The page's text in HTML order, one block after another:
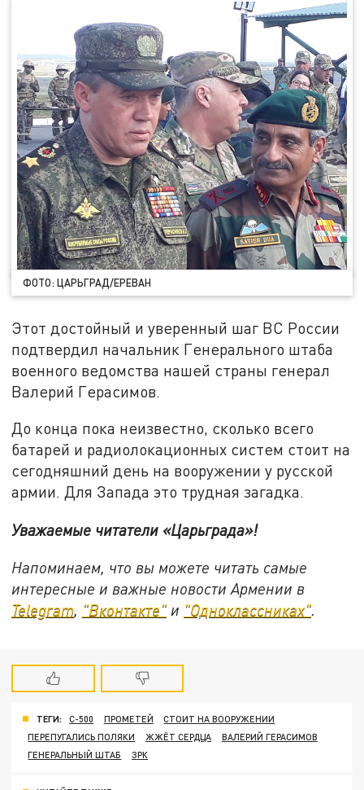
ФОТО: ЦАРЬГРАД/ЕРЕВАН
Этот достойный и уверенный шаг ВС России
подтвердил начальник Генерального штаба
военного ведомства нашей страны генерал
Валерий Герасимов.
До конца пока неизвестно, сколько всего
батарей и радиолокационных систем стоит на
сегодняшний день на вооружении у русской
армии. Для Запада это трудная загадка.
Уважаемые читатели «Царьграда»!
Напоминаем, что вы можете читать самые
интересные и важные новости Армении в
Telegram, "Вконтакте" и "Одноклассниках".
ТЕГИ: С-500 ПРОМЕТЕЙ
СТОИТ НА ВООРУЖЕНИИ
ПЕРЕПУГАЛИСЬ ПОЛЯКИ
ЖЖЁТ СЕРДЦА
ВАЛЕРИЙ ГЕРАСИМОВ
ГЕНЕРАЛЬНЫЙ ШТАБ
ЗРК